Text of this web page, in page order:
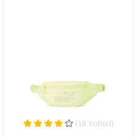
(18 voturi)